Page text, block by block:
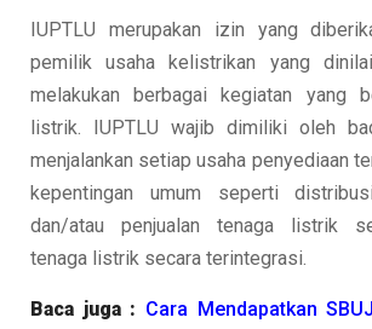
IUPTLU merupakan izin yang
pemilik usaha kelistrikan yang
melakukan berbagai kegiatan yang
listrik. IUPTLU wajib dimiliki oleh
menjalankan setiap usaha penyediaan
kepentingan umum seperti
dan/atau penjualan tenaga listrik
tenaga listrik secara terintegrasi.
Baca juga : Cara Mendapatkan